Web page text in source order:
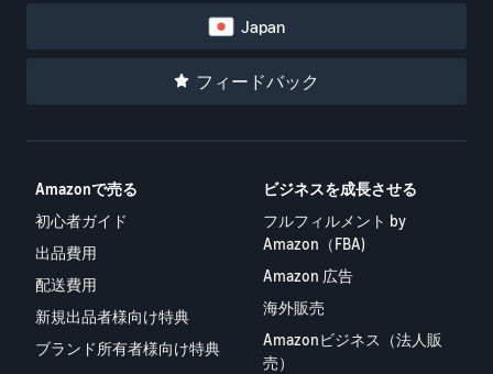
Japan
フィードバック
Amazonで売る
初心者ガイド
出品費用
配送費用
新規出品者様向け特典
ブランド所有者様向け特典
ビジネスを成長させる
フルフィルメント by
Amazon（FBA)
Amazon 広告
海外販売
Amazonビジネス（法人販
売）